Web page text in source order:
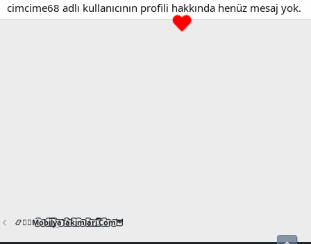
cimcime68 adlı kullanıcının profili hakkında henüz mesaj yok.
📿🧙‍♂️M͜͡o͜͡b͜͡i͜͡l͜͡y͜͡a͜͡T͜͡a͜͡k͜͡i͜͡m͜͡l͜͡a͜͡r͜͡i͜͡.͜͡C͜͡o͜͡m͜͡🦉